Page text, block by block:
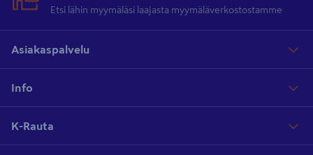
Etsi lähin myymäläsi laajasta myymäläverkostostamme
Asiakaspalvelu
Info
K-Rauta